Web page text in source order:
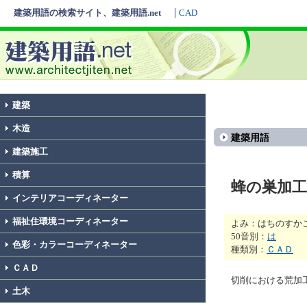
建築用語の検索サイト、建築用語.net CAD
建築
木造
建築施工
積算
インテリアコーディネーター
福祉住環境コーディネーター
色彩・カラーコーディネーター
ＣＡＤ
土木
建築用語
蜂の巣加工
よみ：はちのすか
50音別： は
種類別： ＣＡＤ
切削における荒加